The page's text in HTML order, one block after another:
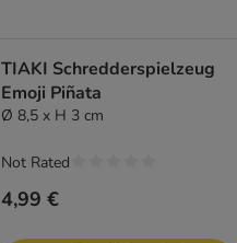
TIAKI Schredderspielzeug
Emoji Piñata
Ø 8,5 x H 3 cm
4,99 €
Not Rated